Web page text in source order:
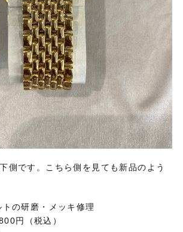
側です。こちら側を見ても新品のよう
の研磨・メッキ修理
円（税込）